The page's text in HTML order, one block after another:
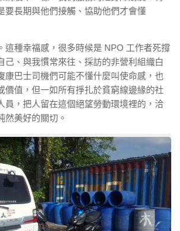
要長期與他們接觸、協助他們才會懂
這種幸福感，很多時候是 NPO 工作者死撐
己、與我慣常來往、採訪的非營利組織白
康巴士司機們可能不懂什麼叫使命感，也
價值，但一如所有掙扎於貧窮線邊緣的社
員，把人留在這個絕望勞動環境裡的，洽
然美好的關切。